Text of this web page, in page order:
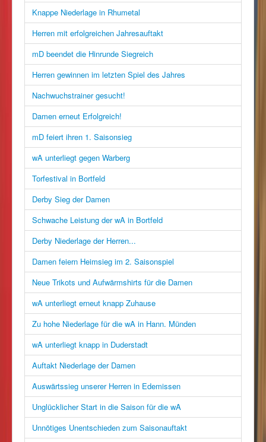
Knappe Niederlage in Rhumetal
Herren mit erfolgreichen Jahresauftakt
mD beendet die Hinrunde Siegreich
Herren gewinnen im letzten Spiel des Jahres
Nachwuchstrainer gesucht!
Damen erneut Erfolgreich!
mD feiert ihren 1. Saisonsieg
wA unterliegt gegen Warberg
Torfestival in Bortfeld
Derby Sieg der Damen
Schwache Leistung der wA in Bortfeld
Derby Niederlage der Herren...
Damen feiern Heimsieg im 2. Saisonspiel
Neue Trikots und Aufwärmshirts für die Damen
wA unterliegt erneut knapp Zuhause
Zu hohe Niederlage für die wA in Hann. Münden
wA unterliegt knapp in Duderstadt
Auftakt Niederlage der Damen
Auswärtssieg unserer Herren in Edemissen
Unglücklicher Start in die Saison für die wA
Unnötiges Unentschieden zum Saisonauftakt